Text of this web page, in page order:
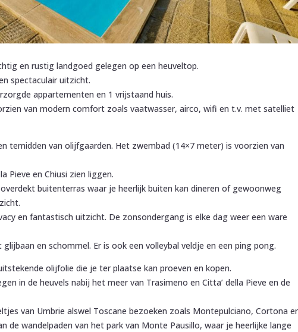
en rustig landgoed gelegen op een heuveltop.
spectaculair uitzicht.
appartementen en 1 vrijstaand huis.
van modern comfort zoals vaatwasser, airco, wifi en t.v. met satelliet
temidden van olijfgaarden. Het zwembad (14×7 meter) is voorzien van
Pieve en Chiusi zien liggen.
buitenterras waar je heerlijk buiten kan dineren of gewoonweg
en fantastisch uitzicht. De zonsondergang is elke dag weer een ware
en schommel. Er is ook een volleybal veldje en een ping pong.
olijfolie die je ter plaatse kan proeven en kopen.
in de heuvels nabij het meer van Trasimeno en Citta’ della Pieve en de
van Umbrie alswel Toscane bezoeken zoals Montepulciano, Cortona
de wandelpaden van het park van Monte Pausillo, waar je heerlijke lange